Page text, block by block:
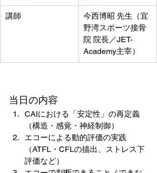
講師
今西博昭 先生（宜
野湾スポーツ接骨
院 院長／JET-
Academy主宰）
当日の内容
CAIにおける「安定性」の再定義
（構造・感覚・神経制御）
エコーによる動的評価の実践
（ATFL・CFLの描出、ストレス下
評価など）